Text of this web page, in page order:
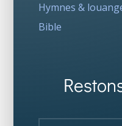
Hymnes &
Bible